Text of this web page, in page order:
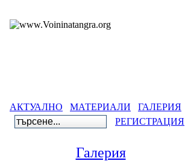
АКТУАЛНО МАТЕРИАЛИ ГАЛЕРИЯ
РЕГИСТРАЦИЯ
Галерия